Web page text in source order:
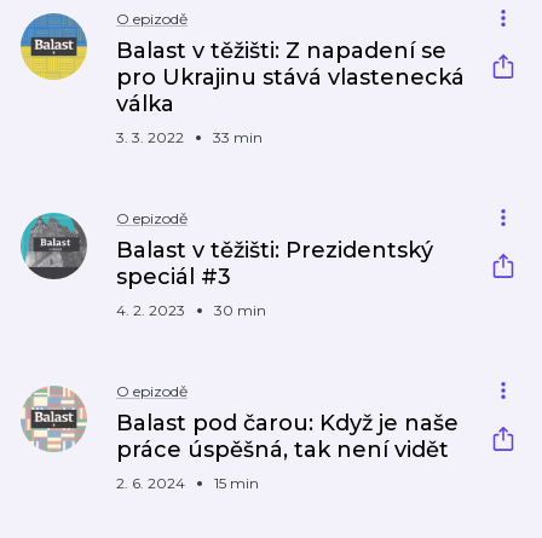
O epizodě
Balast v těžišti: Z napadení se
pro Ukrajinu stává vlastenecká
válka
3. 3. 2022 33 min
O epizodě
Balast v těžišti: Prezidentský
speciál #3
4. 2. 2023 30 min
O epizodě
Balast pod čarou: Když je naše
práce úspěšná, tak není vidět
2. 6. 2024 15 min